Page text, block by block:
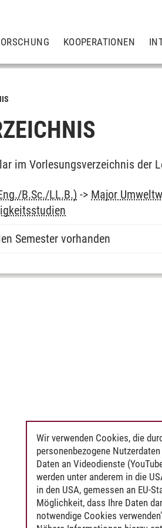
KOOPERATIONEN
im Vorlesungsverzeichnis der
B.Sc./LL.B.) -> Major
Semester vorhanden
Wir verwenden Cookies, die
personenbezogene
Daten an Videodienste
werden unter anderem in die
in den USA, gemessen an EU-
Möglichkeit, dass Ihre Daten
notwendige Cookies